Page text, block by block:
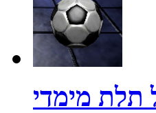
תלת מימדי